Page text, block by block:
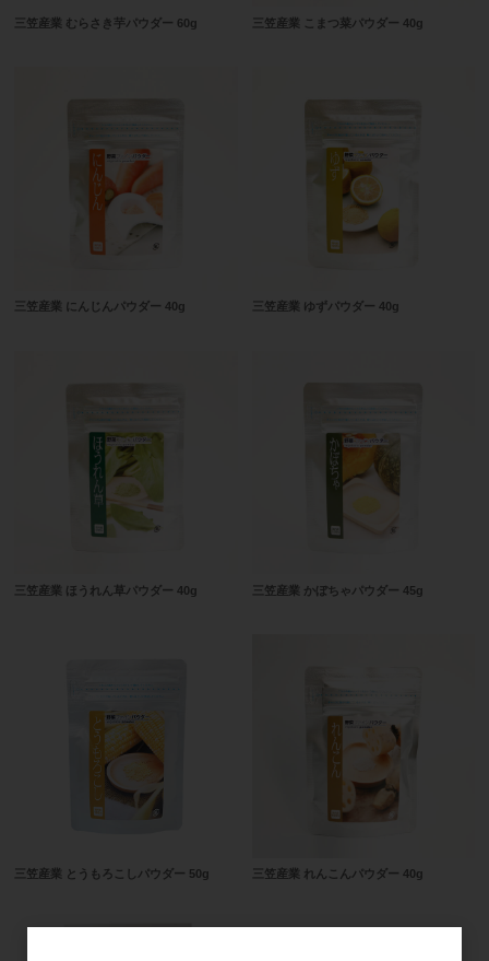
三笠産業 むらさき芋パウダー 60g 三笠産業 こまつ菜パウダー 40g
三笠産業 にんじんパウダー 40g 三笠産業 ゆずパウダー 40g
三笠産業 ほうれん草パウダー 40g 三笠産業 かぼちゃパウダー 45g
三笠産業 とうもろこしパウダー 50g 三笠産業 れんこんパウダー 40g